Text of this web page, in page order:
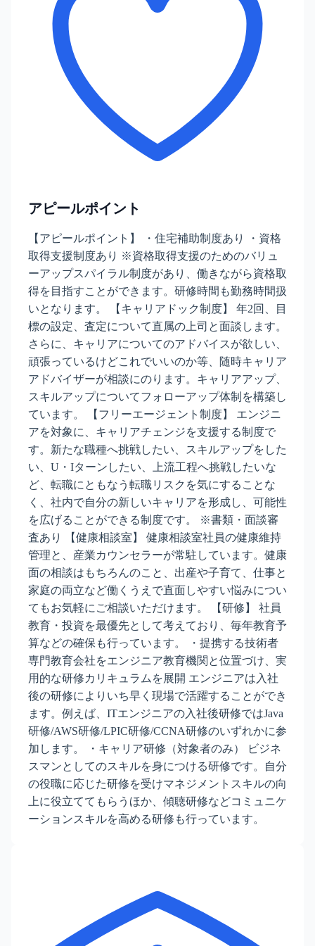
アピールポイント
【アピールポイント】 ・住宅補助制度あり ・資格
取得支援制度あり ※資格取得支援のためのバリュ
ーアップスパイラル制度があり、働きながら資格取
得を目指すことができます。研修時間も勤務時間扱
いとなります。 【キャリアドック制度】 年2回、目
標の設定、査定について直属の上司と面談します。
さらに、キャリアについてのアドバイスが欲しい、
頑張っているけどこれでいいのか等、随時キャリア
アドバイザーが相談にのります。キャリアアップ、
スキルアップについてフォローアップ体制を構築し
ています。 【フリーエージェント制度】 エンジニ
アを対象に、キャリアチェンジを支援する制度で
す。新たな職種へ挑戦したい、スキルアップをした
い、U・Iターンしたい、上流工程へ挑戦したいな
ど、転職にともなう転職リスクを気にすることな
く、社内で自分の新しいキャリアを形成し、可能性
を広げることができる制度です。 ※書類・面談審
査あり 【健康相談室】 健康相談室社員の健康維持
管理と、産業カウンセラーが常駐しています。健康
面の相談はもちろんのこと、出産や子育て、仕事と
家庭の両立など働くうえで直面しやすい悩みについ
てもお気軽にご相談いただけます。 【研修】 社員
教育・投資を最優先として考えており、毎年教育予
算などの確保も行っています。 ・提携する技術者
専門教育会社をエンジニア教育機関と位置づけ、実
用的な研修カリキュラムを展開 エンジニアは入社
後の研修によりいち早く現場で活躍することができ
ます。例えば、ITエンジニアの入社後研修ではJava
研修/AWS研修/LPIC研修/CCNA研修のいずれかに参
加します。 ・キャリア研修（対象者のみ） ビジネ
スマンとしてのスキルを身につける研修です。自分
の役職に応じた研修を受けマネジメントスキルの向
上に役立ててもらうほか、傾聴研修などコミュニケ
ーションスキルを高める研修も行っています。